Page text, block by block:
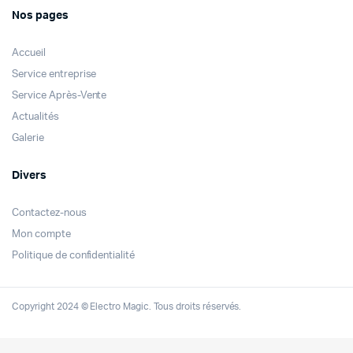
Nos pages
Accueil
Service entreprise
Service Après-Vente
Actualités
Galerie
Divers
Contactez-nous
Mon compte
Politique de confidentialité
Copyright 2024 © Electro Magic. Tous droits réservés.